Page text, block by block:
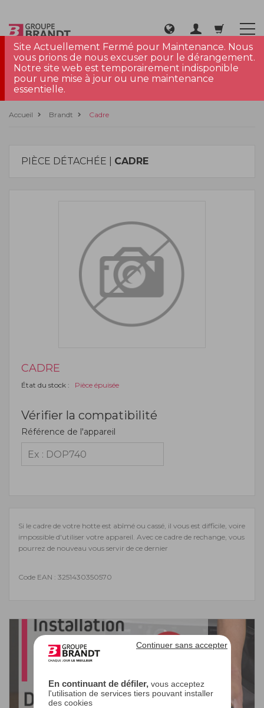
En continuant de défiler,vous acceptez
l'utilisation de services tiers pouvant installer
des cookies
Continuer sans accepter
Site Actuellement Fermé pour Maintenance. Nous
vous prions de nous excuser pour le dérangement.
Notre site web est temporairement indisponible
pour une mise à jour ou une maintenance
essentielle.
Accueil Brandt Cadre
PIÈCE DÉTACHÉE | CADRE
CADRE
État du stock : Pièce épuisée
Vérifier la compatibilité
Référence de l'appareil
Si le cadre de votre hotte est abîmé ou cassé, il vous est difficile, voire
impossible d'utiliser votre appareil. Avec ce cadre de rechange, vous
pourrez de nouveau vous servir de ce dernier
Code EAN : 3251430350570